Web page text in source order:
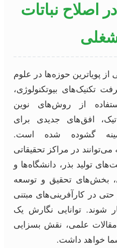
اصلاح نباتات
از پویاترین حوزه‌ها در علوم
تکنیک‌های بیوتکنولوژی،
از روش‌های نوین
افق‌های جدیدی برای
گشوده شده است.
در مراکز تحقیقاتی
تولید بذر، دانشگاه‌ها و
بخش‌های تحقیق و توسعه
در کارآفرینی‌های مبتنی
شوند. توانایی نگارش یک
مقالات علمی، نقش بسزایی
خواهد داشت.